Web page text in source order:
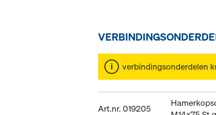
verbindingsonderdelen
Art.nr. 019205